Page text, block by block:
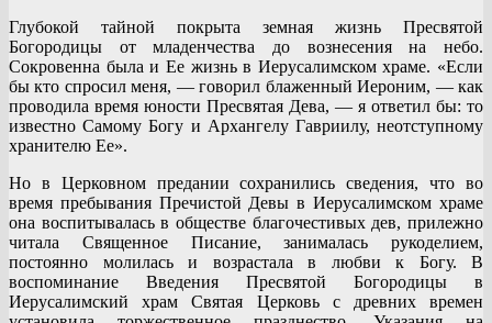
Глубокой тайной покрыта земная жизнь Пресвятой
Богородицы от младенчества до вознесения на небо.
Сокровенна была и Ее жизнь в Иерусалимском храме. «Если
бы кто спросил меня, — говорил блаженный Иероним, — как
проводила время юности Пресвятая Дева, — я ответил бы: то
известно Самому Богу и Архангелу Гавриилу, неотступному
хранителю Ее».
Но в Церковном предании сохранились сведения, что во
время пребывания Пречистой Девы в Иерусалимском храме
она воспитывалась в обществе благочестивых дев, прилежно
читала Священное Писание, занималась рукоделием,
постоянно молилась и возрастала в любви к Богу. В
воспоминание Введения Пресвятой Богородицы в
Иерусалимский храм Святая Церковь с древних времен